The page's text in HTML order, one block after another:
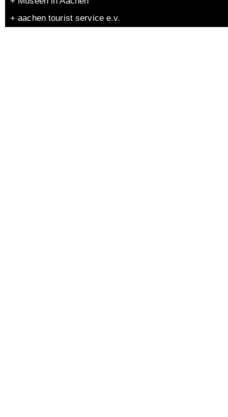
+ aachen tourist service e.v.